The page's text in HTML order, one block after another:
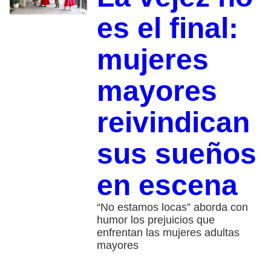
es el final:
mujeres
mayores
reivindican
sus sueños
en escena
“No estamos locas” aborda con
humor los prejuicios que
enfrentan las mujeres adultas
mayores